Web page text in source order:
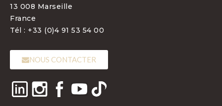
13 008 Marseille
France
Tél : +33 (0)4 91 53 54 00
NOUS CONTACTER